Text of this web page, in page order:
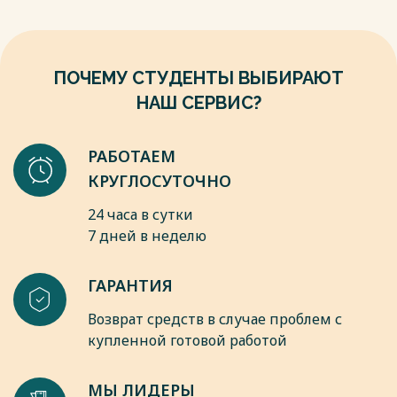
учреждений[Текст]/А.Н. Веракса. – М.: Мозаика-Синтез,
8. Волкова, Е.В. Скажем «нет» агрессии![Текст] / Е.В.
Волкова // Психологическая газета. – 2003. - № 5. – С. 17-21.
Весь текст будет доступенпосле покупки
ПОЧЕМУ СТУДЕНТЫ ВЫБИРАЮТ
НАШ СЕРВИС?
РАБОТАЕМ
КРУГЛОСУТОЧНО
24 часа в сутки
7 дней в неделю
ГАРАНТИЯ
Возврат средств в случае проблем с
купленной готовой работой
МЫ ЛИДЕРЫ